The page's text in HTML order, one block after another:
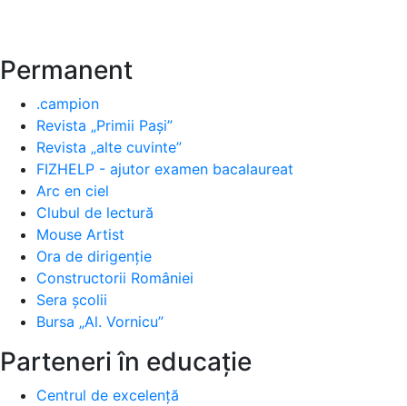
Permanent
.campion
Revista „Primii Pași”
Revista „alte cuvinte”
FIZHELP - ajutor examen bacalaureat
Arc en ciel
Clubul de lectură
Mouse Artist
Ora de dirigenție
Constructorii României
Sera școlii
Bursa „Al. Vornicu”
Parteneri în educație
Centrul de excelență